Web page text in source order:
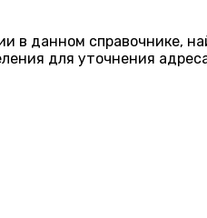
в данном справочнике,
для уточнения